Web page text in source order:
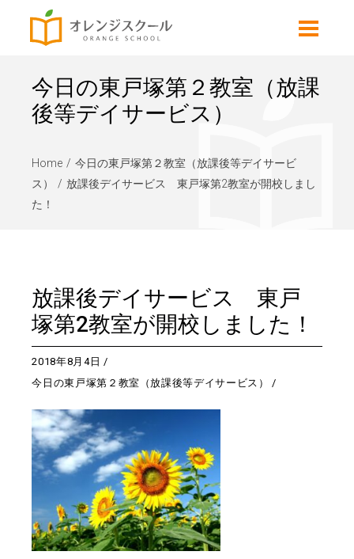
今日の東戸塚第２教室（放課
後等デイサービス）
Home
今日の東戸塚第２教室（放課後等デイサービ
ス）
放課後デイサービス 東戸塚第2教室が開校しまし
た！
放課後デイサービス 東戸
塚第2教室が開校しました！
2018年8月4日
今日の東戸塚第２教室（放課後等デイサービス）